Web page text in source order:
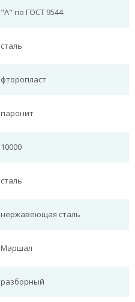
"А" по ГОСТ 9544
сталь
фторопласт
паронит
10000
сталь
нержавеющая сталь
Маршал
разборный